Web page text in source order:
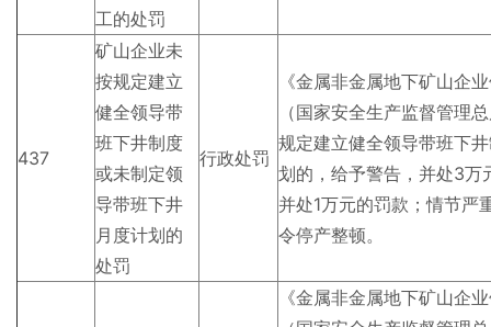
工的处罚
437
矿山企业未
按规定建立
健全领导带
班下井制度
或未制定领
导带班下井
月度计划的
处罚
行政处罚
《金属非金属地下矿山企
（国家安全生产监督管理
规定建立健全领导带班下
划的，给予警告，并处3万
并处1万元的罚款；情节严
令停产整顿。
《金属非金属地下矿山企